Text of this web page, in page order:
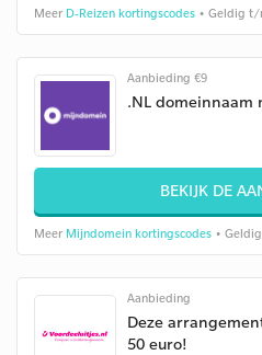
Meer D-Reizen kortingscodes • Geldig t/
Aanbieding €9
.NL domeinnaam
BEKIJK DE
Meer Mijndomein kortingscodes •
Aanbieding
Deze
50 euro!